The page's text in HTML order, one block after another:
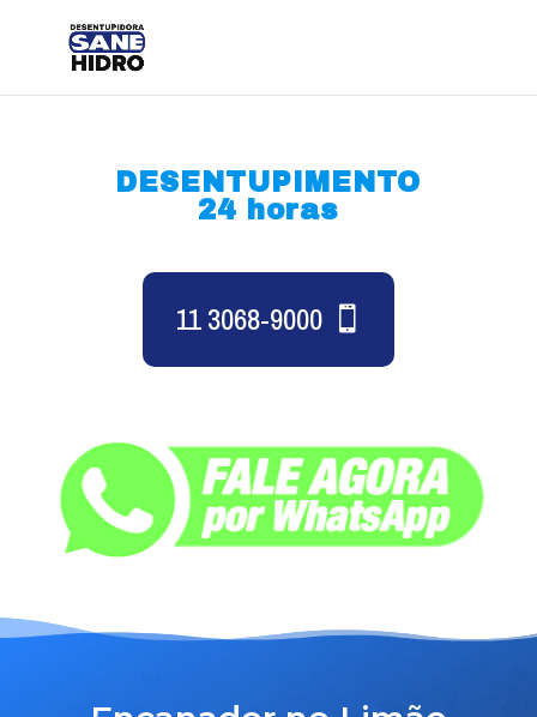
DESENTUPIMENTO
24 horas
11 3068-9000